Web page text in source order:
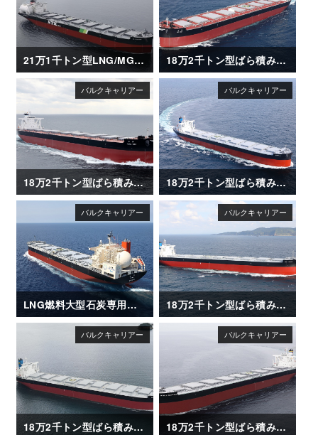
21万1千トン型LNG/MGO 二元燃料ばら積み運搬船「SG SUNRISE」 18万2千トン型ばら積み運搬船「BO MAY」
18万2千トン型ばら積み運搬船「HENG MAY」 18万2千トン型ばら積み運搬船「CAPT G」
LNG燃料大型石炭専用船「REIMEI（苓明）」 18万2千トン型ばら積み運搬船「CAPT TASOS」
18万2千トン型ばら積み運搬船「AGIS」 18万2千トン型ばら積み運搬船「WORLD SEAFARER」